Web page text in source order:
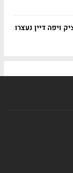
ויפה דיין נעצרו